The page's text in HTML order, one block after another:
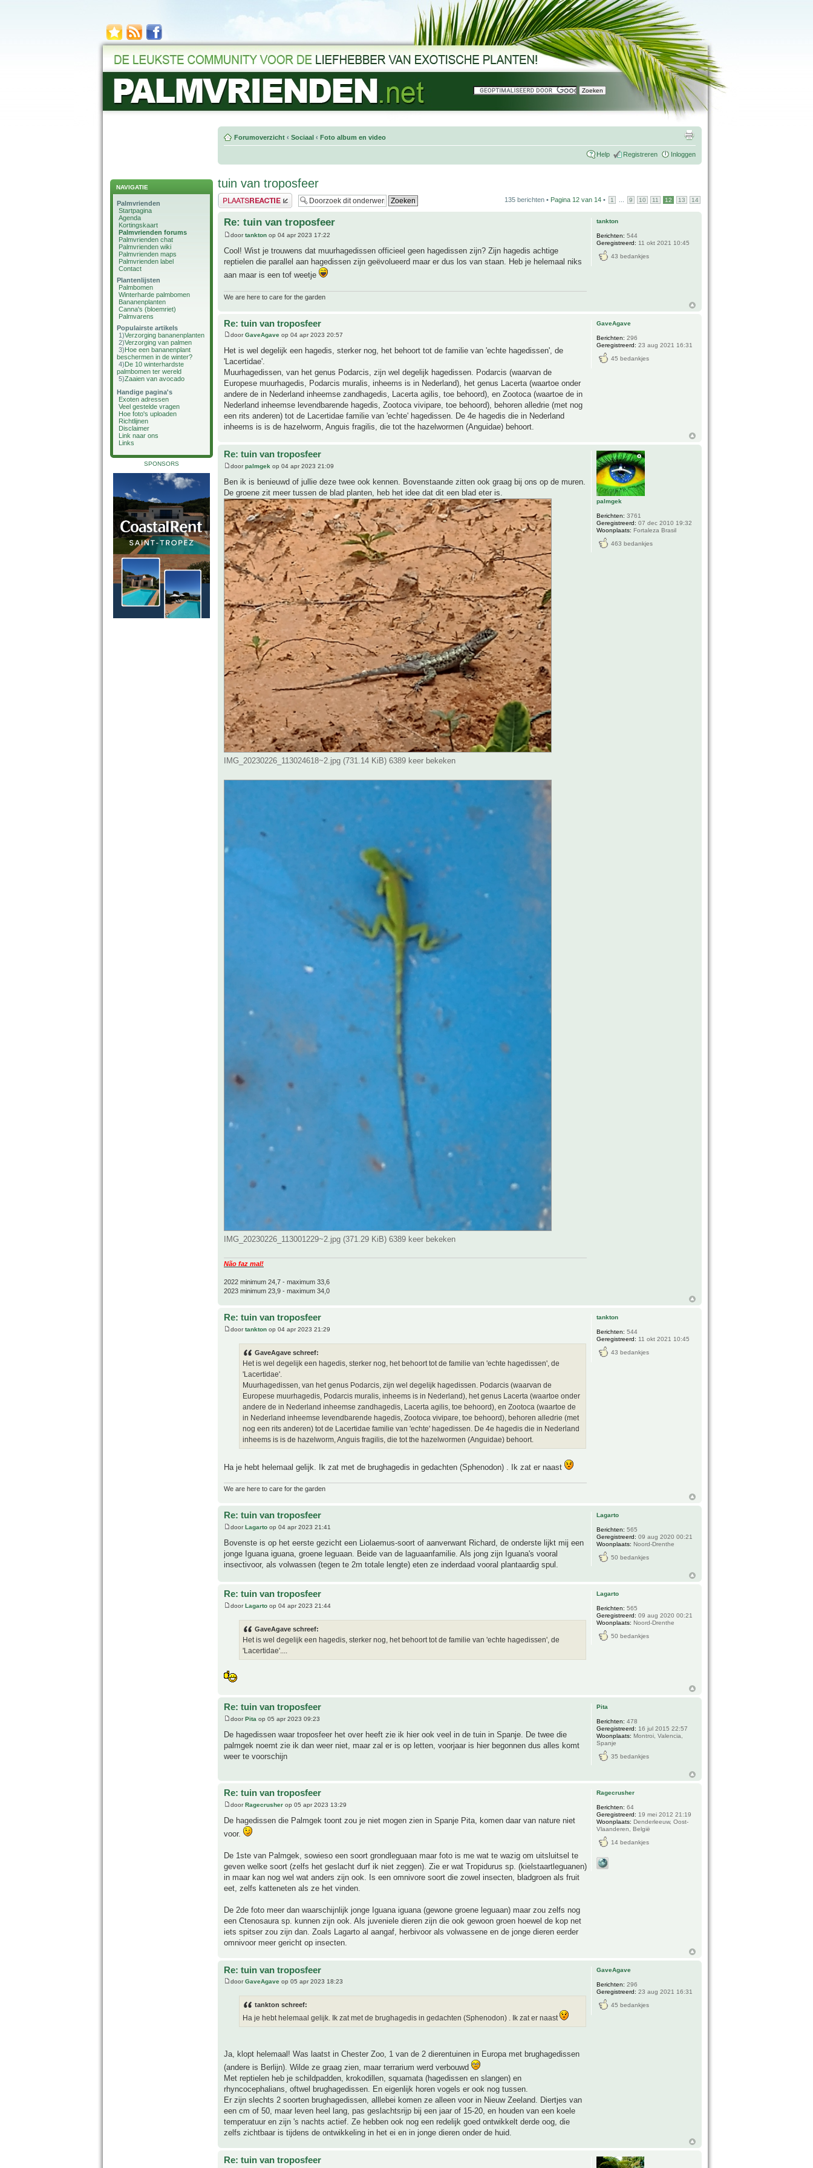
NAVIGATIE
Palmvrienden
Startpagina
Agenda
Kortingskaart
Palmvrienden forums
Palmvrienden chat
Palmvrienden wiki
Palmvrienden maps
Palmvrienden label
Contact
Plantenlijsten
Palmbomen
Winterharde palmbomen
Bananenplanten
Canna's (bloemriet)
Palmvarens
Populairste artikels
1)Verzorging bananenplanten
2)Verzorging van palmen
3)Hoe een bananenplant
beschermen in de winter?
4)De 10 winterhardste
palmbomen ter wereld
5)Zaaien van avocado
Handige pagina's
Exoten adressen
Veel gestelde vragen
Hoe foto's uploaden
Richtlijnen
Disclaimer
Link naar ons
Links
SPONSORS
Forumoverzicht ‹ Sociaal ‹ Foto album en video
Help Registreren Inloggen
tuin van troposfeer
Plaats een reactie 135 berichten • Pagina 12 van 14 • 1 9 10 11 12 13 14
Re: tuin van troposfeer
doortankton op 04 apr 2023 17:22
Cool! Wist je trouwens dat muurhagedissen officieel geen hagedissen zijn? Zijn hagedis achtige
reptielen die parallel aan hagedissen zijn geëvolueerd maar er dus los van staan. Heb je helemaal niks
aan maar is een tof weetje
We are here to care for the garden
tankton
Berichten: 544
Geregistreerd: 11 okt 2021 10:45
43 bedankjes
Re: tuin van troposfeer
doorGaveAgave op 04 apr 2023 20:57
Het is wel degelijk een hagedis, sterker nog, het behoort tot de familie van 'echte hagedissen', de
'Lacertidae'.
Muurhagedissen, van het genus Podarcis, zijn wel degelijk hagedissen. Podarcis (waarvan de
Europese muurhagedis, Podarcis muralis, inheems is in Nederland), het genus Lacerta (waartoe onder
andere de in Nederland inheemse zandhagedis, Lacerta agilis, toe behoord), en Zootoca (waartoe de in
Nederland inheemse levendbarende hagedis, Zootoca vivipare, toe behoord), behoren alledrie (met nog
een rits anderen) tot de Lacertidae familie van 'echte' hagedissen. De 4e hagedis die in Nederland
inheems is is de hazelworm, Anguis fragilis, die tot the hazelwormen (Anguidae) behoort.
GaveAgave
Berichten: 296
Geregistreerd: 23 aug 2021 16:31
45 bedankjes
Re: tuin van troposfeer
doorpalmgek op 04 apr 2023 21:09
Ben ik is benieuwd of jullie deze twee ook kennen. Bovenstaande zitten ook graag bij ons op de muren.
De groene zit meer tussen de blad planten, heb het idee dat dit een blad eter is.
IMG_20230226_113024618~2.jpg (731.14 KiB) 6389 keer bekeken
IMG_20230226_113001229~2.jpg (371.29 KiB) 6389 keer bekeken
Não faz mal!
2022 minimum 24,7 - maximum 33,6
2023 minimum 23,9 - maximum 34,0
palmgek
Berichten: 3761
Geregistreerd: 07 dec 2010 19:32
Woonplaats: Fortaleza Brasil
463 bedankjes
Re: tuin van troposfeer
doortankton op 04 apr 2023 21:29
GaveAgave schreef:
Het is wel degelijk een hagedis, sterker nog, het behoort tot de familie van 'echte hagedissen', de
'Lacertidae'.
Muurhagedissen, van het genus Podarcis, zijn wel degelijk hagedissen. Podarcis (waarvan de
Europese muurhagedis, Podarcis muralis, inheems is in Nederland), het genus Lacerta (waartoe onder
andere de in Nederland inheemse zandhagedis, Lacerta agilis, toe behoord), en Zootoca (waartoe de
in Nederland inheemse levendbarende hagedis, Zootoca vivipare, toe behoord), behoren alledrie (met
nog een rits anderen) tot de Lacertidae familie van 'echte' hagedissen. De 4e hagedis die in Nederland
inheems is is de hazelworm, Anguis fragilis, die tot the hazelwormen (Anguidae) behoort.
Ha je hebt helemaal gelijk. Ik zat met de brughagedis in gedachten (Sphenodon) . Ik zat er naast
We are here to care for the garden
tankton
Berichten: 544
Geregistreerd: 11 okt 2021 10:45
43 bedankjes
Re: tuin van troposfeer
doorLagarto op 04 apr 2023 21:41
Bovenste is op het eerste gezicht een Liolaemus-soort of aanverwant Richard, de onderste lijkt mij een
jonge Iguana iguana, groene leguaan. Beide van de laguaanfamilie. Als jong zijn Iguana's vooral
insectivoor, als volwassen (tegen te 2m totale lengte) eten ze inderdaad vooral plantaardig spul.
Lagarto
Berichten: 565
Geregistreerd: 09 aug 2020 00:21
Woonplaats: Noord-Drenthe
50 bedankjes
Re: tuin van troposfeer
doorLagarto op 04 apr 2023 21:44
GaveAgave schreef:
Het is wel degelijk een hagedis, sterker nog, het behoort tot de familie van 'echte hagedissen', de
'Lacertidae'....
Lagarto
Berichten: 565
Geregistreerd: 09 aug 2020 00:21
Woonplaats: Noord-Drenthe
50 bedankjes
Re: tuin van troposfeer
doorPita op 05 apr 2023 09:23
De hagedissen waar troposfeer het over heeft zie ik hier ook veel in de tuin in Spanje. De twee die
palmgek noemt zie ik dan weer niet, maar zal er is op letten, voorjaar is hier begonnen dus alles komt
weer te voorschijn
Pita
Berichten: 478
Geregistreerd: 16 jul 2015 22:57
Woonplaats: Montroi, Valencia,
Spanje
35 bedankjes
Re: tuin van troposfeer
doorRagecrusher op 05 apr 2023 13:29
De hagedissen die Palmgek toont zou je niet mogen zien in Spanje Pita, komen daar van nature niet
voor.
De 1ste van Palmgek, sowieso een soort grondleguaan maar foto is me wat te wazig om uitsluitsel te
geven welke soort (zelfs het geslacht durf ik niet zeggen). Zie er wat Tropidurus sp. (kielstaartleguanen)
in maar kan nog wel wat anders zijn ook. Is een omnivore soort die zowel insecten, bladgroen als fruit
eet, zelfs katteneten als ze het vinden.
De 2de foto meer dan waarschijnlijk jonge Iguana iguana (gewone groene leguaan) maar zou zelfs nog
een Ctenosaura sp. kunnen zijn ook. Als juveniele dieren zijn die ook gewoon groen hoewel de kop net
iets spitser zou zijn dan. Zoals Lagarto al aangaf, herbivoor als volwassene en de jonge dieren eerder
omnivoor meer gericht op insecten.
Ragecrusher
Berichten: 64
Geregistreerd: 19 mei 2012 21:19
Woonplaats: Denderleeuw, Oost-
Vlaanderen, België
14 bedankjes
Re: tuin van troposfeer
doorGaveAgave op 05 apr 2023 18:23
tankton schreef:
Ha je hebt helemaal gelijk. Ik zat met de brughagedis in gedachten (Sphenodon) . Ik zat er naast
Ja, klopt helemaal! Was laatst in Chester Zoo, 1 van de 2 dierentuinen in Europa met brughagedissen
(andere is Berlijn). Wilde ze graag zien, maar terrarium werd verbouwd
Met reptielen heb je schildpadden, krokodillen, squamata (hagedissen en slangen) en
rhyncocephalians, oftwel brughagedissen. En eigenlijk horen vogels er ook nog tussen.
Er zijn slechts 2 soorten brughagedissen, alllebei komen ze alleen voor in Nieuw Zeeland. Diertjes van
een cm of 50, maar leven heel lang, pas geslachtsrijp bij een jaar of 15-20, en houden van een koele
temperatuur en zijn 's nachts actief. Ze hebben ook nog een redelijk goed ontwikkelt derde oog, die
zelfs zichtbaar is tijdens de ontwikkeling in het ei en in jonge dieren onder de huid.
GaveAgave
Berichten: 296
Geregistreerd: 23 aug 2021 16:31
45 bedankjes
Re: tuin van troposfeer